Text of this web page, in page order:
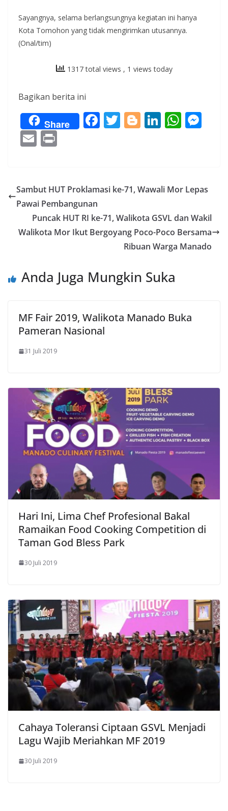
Sayangnya, selama berlangsungnya kegiatan ini hanya
Kota Tomohon yang tidak mengirimkan utusannya.
(Onal/tim)
1317 total views , 1 views today
Bagikan berita ini
Share F
o
k
T Bl
er
Li
dI
W
A
p
n
er
E
l
Sambut HUT Proklamasi ke-71, Wawali Mor Lepas
Pawai Pembangunan
Puncak HUT RI ke-71, Walikota GSVL dan Wakil
Walikota Mor Ikut Bergoyang Poco-Poco Bersama
Ribuan Warga Manado
Anda Juga Mungkin Suka
MF Fair 2019, Walikota Manado Buka
Pameran Nasional
31 Juli 2019
Hari Ini, Lima Chef Profesional Bakal
Ramaikan Food Cooking Competition di
Taman God Bless Park
30 Juli 2019
Cahaya Toleransi Ciptaan GSVL Menjadi
Lagu Wajib Meriahkan MF 2019
30 Juli 2019